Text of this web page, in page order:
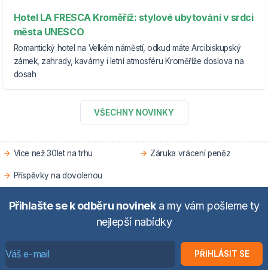
Hotel LA FRESCA Kroměříž: stylové ubytování v srdci
města UNESCO
Romantický hotel na Velkém náměstí, odkud máte Arcibiskupský
zámek, zahrady, kavárny i letní atmosféru Kroměříže doslova na
dosah
VŠECHNY NOVINKY
Více než 30let na trhu Záruka vrácení peněz
Příspěvky na dovolenou
Přihlašte se k odběru novineka my vám pošleme ty
nejlepší nabídky
PŘIHLÁSIT SE